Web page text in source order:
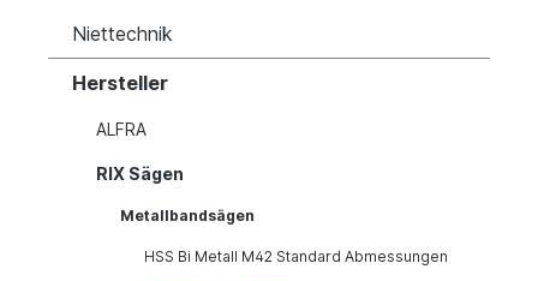
Niettechnik
Hersteller
ALFRA
RIX Sägen
Metallbandsägen
HSS Bi Metall M42 Standard Abmessungen